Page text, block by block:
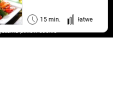
15 min. łatwe
prywatności
plików cookie